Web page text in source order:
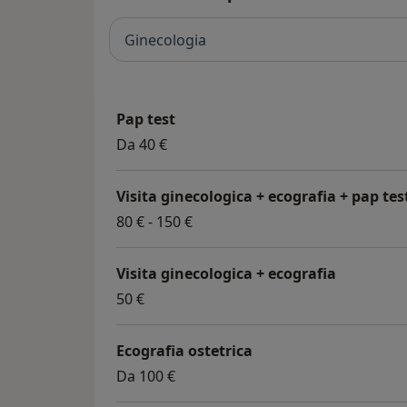
staff medico all’avanguardia.
Ginecologia
Pap test
Da 40 €
Visita ginecologica + ecografia + pap
80 € - 150 €
Visita ginecologica + ecografia
50 €
Ecografia ostetrica
Da 100 €